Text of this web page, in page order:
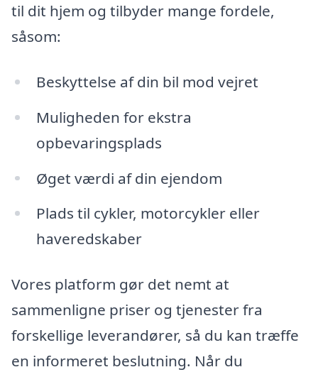
til dit hjem og tilbyder mange fordele,
såsom:
Beskyttelse af din bil mod vejret
Muligheden for ekstra
opbevaringsplads
Øget værdi af din ejendom
Plads til cykler, motorcykler eller
haveredskaber
Vores platform gør det nemt at
sammenligne priser og tjenester fra
forskellige leverandører, så du kan træffe
en informeret beslutning. Når du